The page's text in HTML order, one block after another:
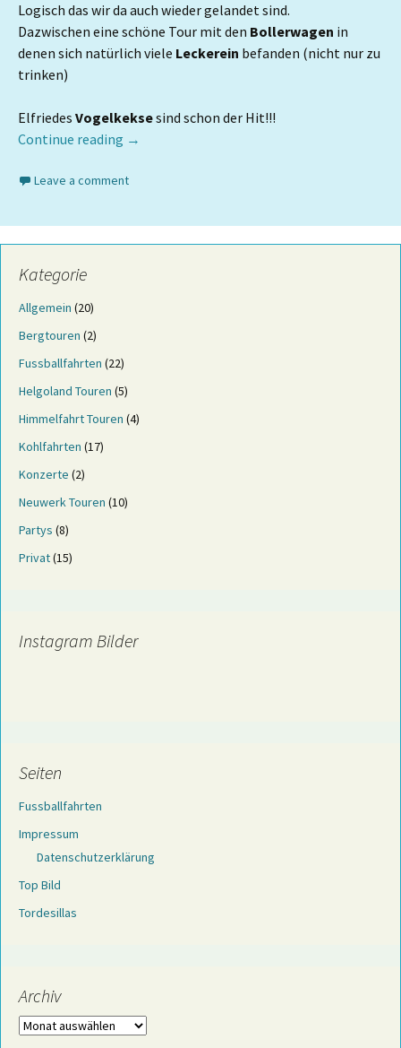
Logisch das wir da auch wieder gelandet sind.
Dazwischen eine schöne Tour mit den Bollerwagen in
denen sich natürlich viele Leckerein befanden (nicht nur zu
trinken)
Elfriedes Vogelkeksesind schon der Hit!!!
Continue reading →
Leave a comment
Kategorie
Allgemein (20)
Bergtouren (2)
Fussballfahrten (22)
Helgoland Touren (5)
Himmelfahrt Touren (4)
Kohlfahrten (17)
Konzerte (2)
Neuwerk Touren (10)
Partys (8)
Privat(15)
Instagram Bilder
Seiten
Fussballfahrten
Impressum
Datenschutzerklärung
Top Bild
Tordesillas
Archiv
Archiv